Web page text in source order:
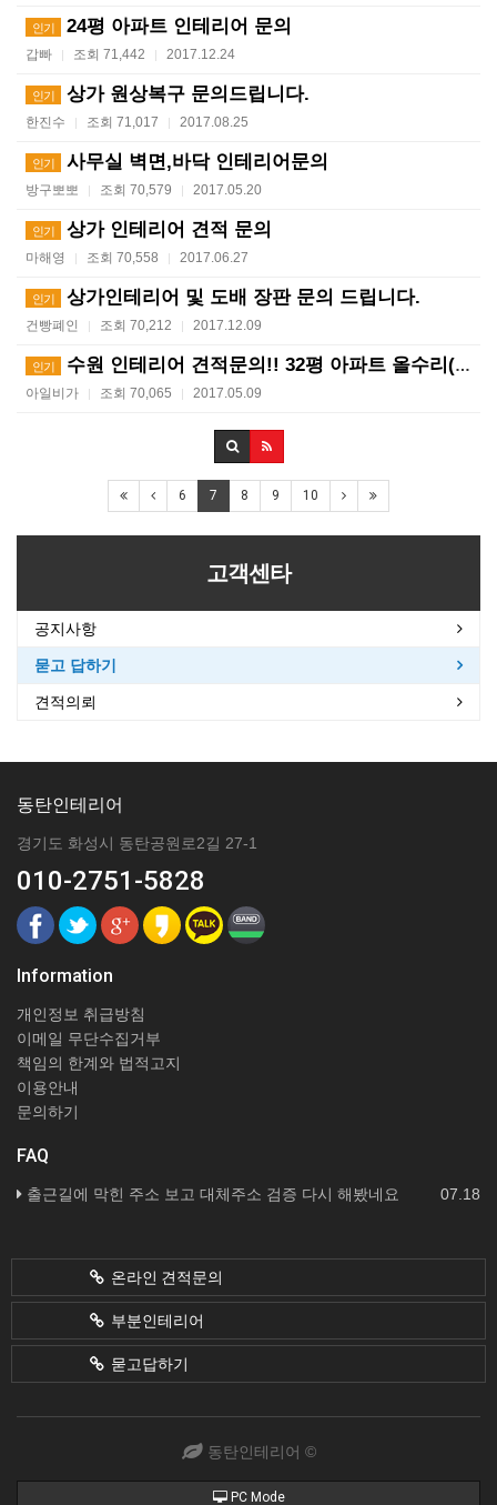
인기 24평 아파트 인테리어 문의
갑빠 | 조회 71,442 | 2017.12.24
인기 상가 원상복구 문의드립니다.
한진수 | 조회 71,017 | 2017.08.25
인기 사무실 벽면,바닥 인테리어문의
방구뽀뽀 | 조회 70,579 | 2017.05.20
인기 상가 인테리어 견적 문의
마해영 | 조회 70,558 | 2017.06.27
인기 상가인테리어 및 도배 장판 문의 드립니다.
건빵폐인 | 조회 70,212 | 2017.12.09
인기 수원 인테리어 견적문의!! 32평 아파트 올수리(급해요…
아일비가 | 조회 70,065 | 2017.05.09
6 7 8 9 10
고객센타
공지사항
묻고 답하기
견적의뢰
동탄인테리어
경기도 화성시 동탄공원로2길 27-1
010-2751-5828
Information
개인정보 취급방침
이메일 무단수집거부
책임의 한계와 법적고지
이용안내
문의하기
FAQ
07.18
출근길에 막힌 주소 보고 대체주소 검증 다시 해봤네요
온라인 견적문의
부분인테리어
묻고답하기
동탄인테리어 ©
PC Mode